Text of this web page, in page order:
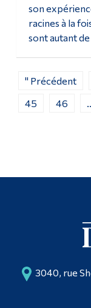
son
racines à la
sont autant de
" Précédent
45
46
3040, rue